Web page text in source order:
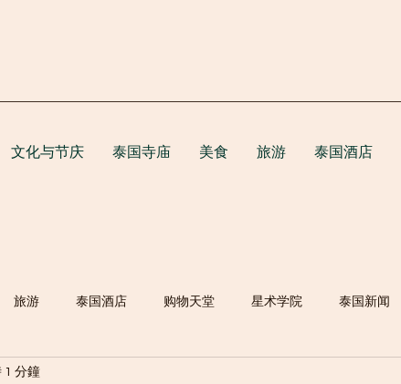
文化与节庆 泰国寺庙 美食 旅游 泰国酒店
旅游 泰国酒店 购物天堂 星术学院 泰国新闻
1 分鐘